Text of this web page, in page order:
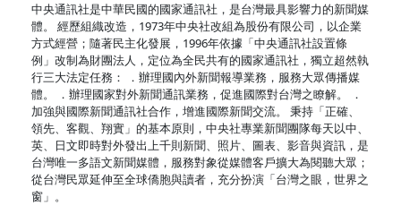
中央通訊社是中華民國的國家通訊社，是台灣最具影響力的新聞媒
體。 經歷組織改造，1973年中央社改組為股份有限公司，以企業
方式經營；隨著民主化發展，1996年依據「中央通訊社設置條
例」改制為財團法人，定位為全民共有的國家通訊社，獨立超然執
行三大法定任務： ．辦理國內外新聞報導業務，服務大眾傳播媒
體。 ．辦理國家對外新聞通訊業務，促進國際對台灣之瞭解。 ．
加強與國際新聞通訊社合作，增進國際新聞交流。 秉持「正確、
領先、客觀、翔實」的基本原則，中央社專業新聞團隊每天以中、
英、日文即時對外發出上千則新聞、照片、圖表、影音與資訊，是
台灣唯一多語文新聞媒體，服務對象從媒體客戶擴大為閱聽大眾；
從台灣民眾延伸至全球僑胞與讀者，充分扮演「台灣之眼，世界之
窗」。